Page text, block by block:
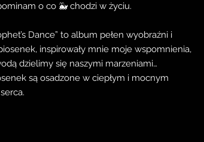
o co 🐳 chodzi w życiu.
Dance” to album pełen wyobraźni i
inspirowały mnie moje wspomnienia,
dzielimy się naszymi marzeniami…
są osadzone w ciepłym i mocnym